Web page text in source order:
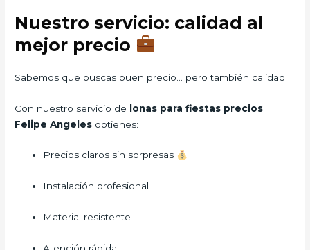
Nuestro servicio: calidad al
mejor precio
Sabemos que buscas buen precio… pero también calidad.
Con nuestro servicio de lonas para fiestas precios
Felipe Angeles obtienes:
Precios claros sin sorpresas
Instalación profesional
Material resistente